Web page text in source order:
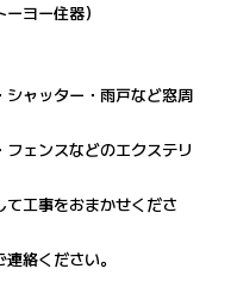
ヨー住器）
ャッター・雨戸など窓周
ェンスなどのエクステリ
工事をおまかせくださ
絡ください。